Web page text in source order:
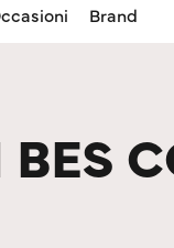
Brand